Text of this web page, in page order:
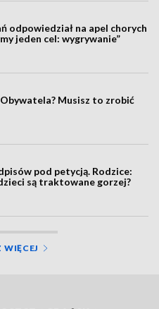
odpowiedział na apel chorych
jeden cel: wygrywanie”
Musisz to zrobić
pod petycją. Rodzice:
są traktowane gorzej?